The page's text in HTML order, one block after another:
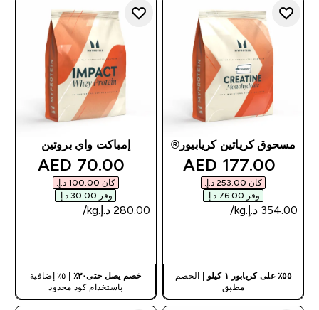
مسحوق كرياتين كريابيور®
discounted price
177.00 AED‎
كان ‏253.00 د.إ.‏‎
وفر ‏76.00 د.إ.‏‎
٥٥٪ على كريابور ١ كيلو
| الخصم
مطبق
إمباكت واي بروتين
price
70.00 AED‎
كان ‏100.00 د.إ.‏‎
وفر ‏30.00 د.إ.‏‎
خصم يصل حتى٣٠٪
| ٥٪ إضافية
باستخدام كود محدود